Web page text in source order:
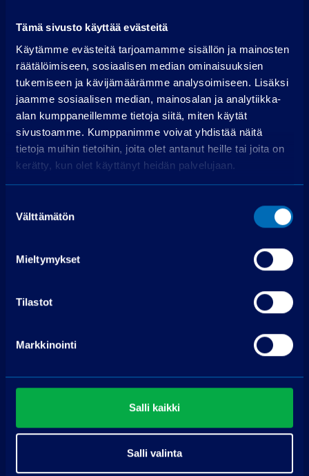
Tämä sivusto käyttää evästeitä
Käytämme evästeitä tarjoamamme sisällön ja mainosten
räätälöimiseen, sosiaalisen median ominaisuuksien
tukemiseen ja kävijämäärämme analysoimiseen. Lisäksi
jaamme sosiaalisen median, mainosalan ja analytiikka-
alan kumppaneillemme tietoja siitä, miten käytät
sivustoamme. Kumppanimme voivat yhdistää näitä
tietoja muihin tietoihin, joita olet antanut heille tai joita on
kerätty, kun olet käyttänyt heidän palvelujaan.
valinta
Välttämätön
Mieltymykset
Tilastot
Markkinointi
Salli kaikki
Salli valinta
Pyydä tarjous
Nimi
Puhelin
Sähköpostiosoite*
Muu viesti
(täytä jos tarjoat vaihdossa autoa)